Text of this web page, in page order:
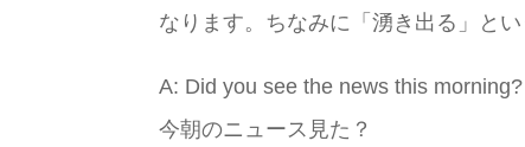
なります。ちなみに「湧き出る」と
A: Did you see the news this morning?
今朝のニュース見た？